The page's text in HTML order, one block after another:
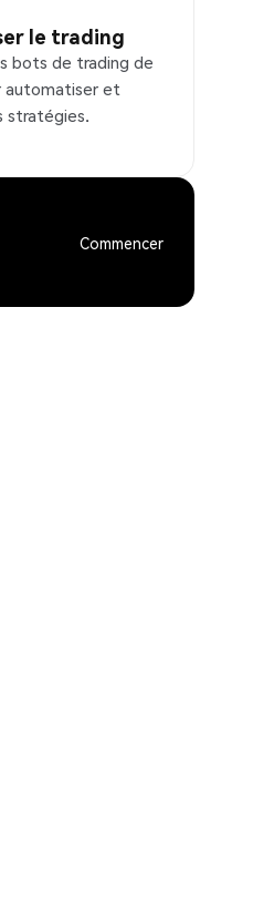
le trading
bots de trading de
automatiser et
stratégies.
Commencer